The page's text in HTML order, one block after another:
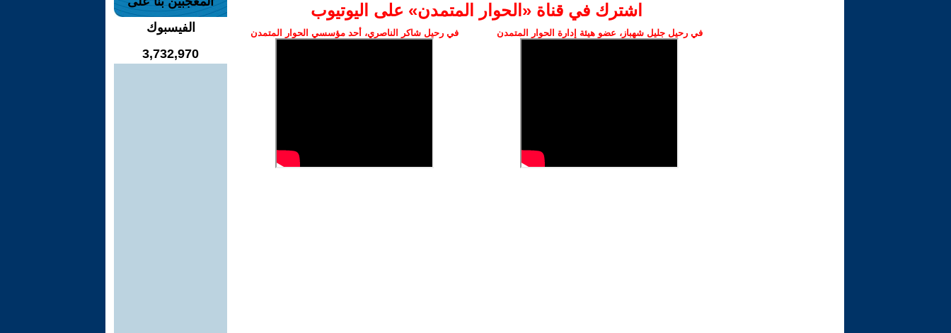
اشترك في قناة ‫«الحوار المتمدن» على اليوتيوب
في رحيل جليل شهباز، عضو هيئة إدارة الحوار المتمدن في رحيل شاكر الناصري، أحد مؤسسي الحوار المتمدن
الفيسبوك
3,732,970